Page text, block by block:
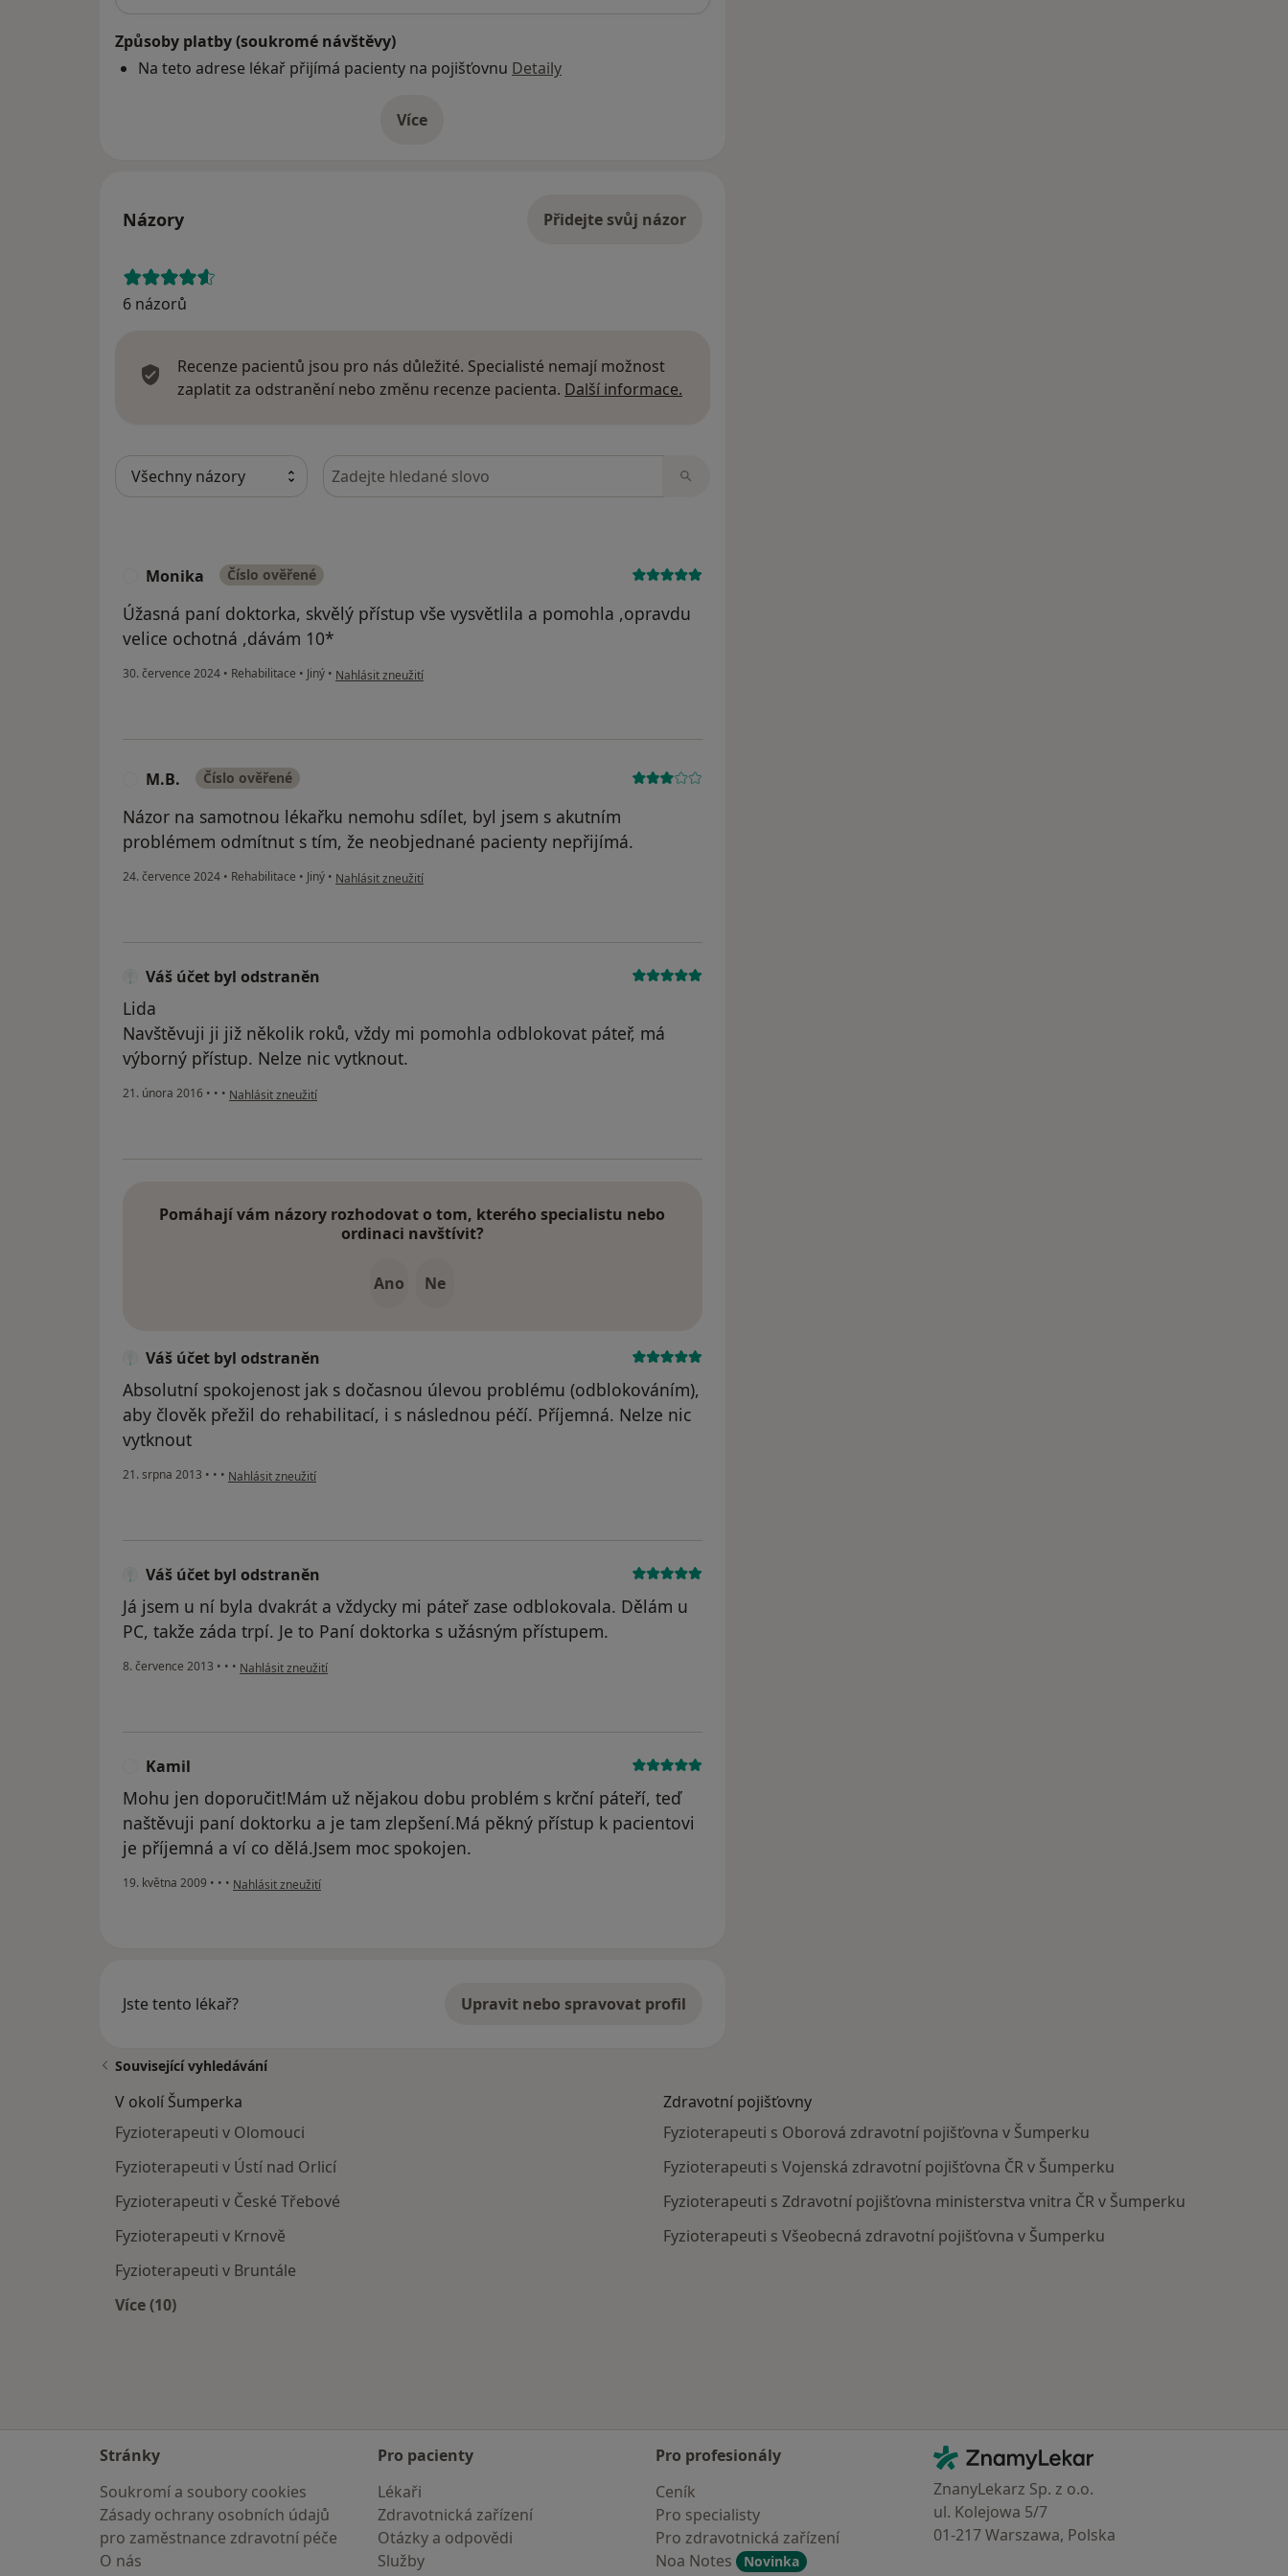
Způsoby platby (soukromé návštěvy)
Na teto adrese lékař přijímá pacienty na pojišťovnu Detaily
Víceo adrese
Názory Přidejte svůj názor
6 názorů
Recenze pacientů jsou pro nás důležité. Specialisté nemají možnost
zaplatit za odstranění nebo změnu recenze pacienta. Další informace.
Hledejte v názorech
Monika Číslo ověřené
Úžasná paní doktorka, skvělý přístup vše vysvětlila a pomohla ,opravdu
velice ochotná ,dávám 10*
30. července 2024 • Rehabilitace • Jiný • podle názoru uživatele Monika
Nahlásit zneužití
M.B. Číslo ověřené
Názor na samotnou lékařku nemohu sdílet, byl jsem s akutním
problémem odmítnut s tím, že neobjednané pacienty nepřijímá.
24. července 2024 • Rehabilitace • Jiný • podle názoru uživatele M.B.
Nahlásit zneužití
Váš účet byl odstraněn
Lida
Navštěvuji ji již několik roků, vždy mi pomohla odblokovat páteř, má
výborný přístup. Nelze nic vytknout.
21. února 2016 • • • podle názoru uživatele Váš účet byl odstraněn
Nahlásit zneužití
Pomáhají vám názory rozhodovat o tom, kterého specialistu nebo
ordinaci navštívit?
Ano Ne
Váš účet byl odstraněn
Absolutní spokojenost jak s dočasnou úlevou problému (odblokováním),
aby člověk přežil do rehabilitací, i s následnou péčí. Příjemná. Nelze nic
vytknout
21. srpna 2013 • • • podle názoru uživatele Váš účet byl odstraněn
Nahlásit zneužití
Váš účet byl odstraněn
Já jsem u ní byla dvakrát a vždycky mi páteř zase odblokovala. Dělám u
PC, takže záda trpí. Je to Paní doktorka s užásným přístupem.
8. července 2013 • • • podle názoru uživatele Váš účet byl odstraněn
Nahlásit zneužití
Kamil
Mohu jen doporučit!Mám už nějakou dobu problém s krční páteří, teď
naštěvuji paní doktorku a je tam zlepšení.Má pěkný přístup k pacientovi
je příjemná a ví co dělá.Jsem moc spokojen.
19. května 2009 • • • podle názoru uživatele Kamil
Nahlásit zneužití
Jste tento lékař? Upravit nebo spravovat profil
Související vyhledávání
V okolí Šumperka
Fyzioterapeuti v Olomouci
Fyzioterapeuti v Ústí nad Orlicí
Fyzioterapeuti v České Třebové
Fyzioterapeuti v Krnově
Fyzioterapeuti v Bruntále
Více (10)
Zdravotní pojišťovny
Fyzioterapeuti s Oborová zdravotní pojišťovna v Šumperku
Fyzioterapeuti s Vojenská zdravotní pojišťovna ČR v Šumperku
Fyzioterapeuti s Zdravotní pojišťovna ministerstva vnitra ČR v Šumperku
Fyzioterapeuti s Všeobecná zdravotní pojišťovna v Šumperku
Stránky
Soukromí a soubory cookies
Zásady ochrany osobních údajů
pro zaměstnance zdravotní péče
O nás
Pro pacienty
Lékaři
Zdravotnická zařízení
Otázky a odpovědi
Služby
Pro profesionály
Ceník
Pro specialisty
Pro zdravotnická zařízení
Noa Notes
Novinka
Kontakt
ZnamyLekar - Hlavní stránka
ZnanyLekarz Sp. z o.o.
ul. Kolejowa 5/7
01-217 Warszawa, Polska